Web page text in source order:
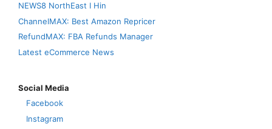
NEWS8 NorthEast I Hin
ChannelMAX: Best Amazon Repricer
RefundMAX: FBA Refunds Manager
Latest eCommerce News
Social Media
Facebook
Instagram